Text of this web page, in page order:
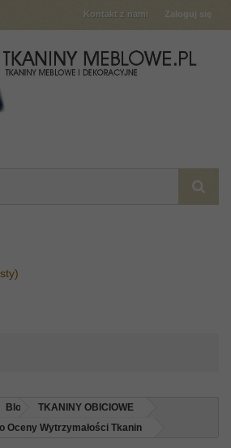
Zaloguj się
Kontakt z nami
Blog
TKANINY OBICIOWE
Oceny Wytrzymałości Tkanin